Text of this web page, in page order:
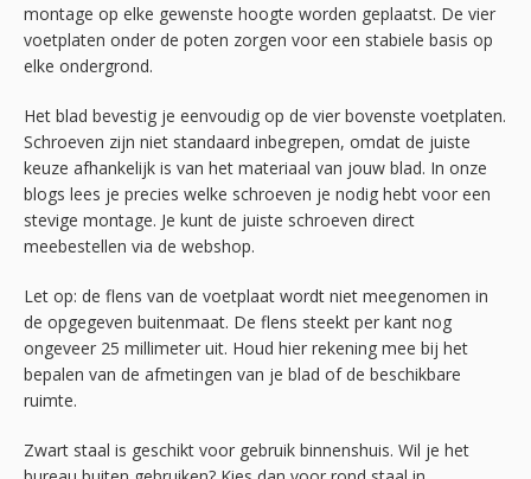
montage op elke gewenste hoogte worden geplaatst. De vier
voetplaten onder de poten zorgen voor een stabiele basis op
elke ondergrond.
Het blad bevestig je eenvoudig op de vier bovenste voetplaten.
Schroeven zijn niet standaard inbegrepen, omdat de juiste
keuze afhankelijk is van het materiaal van jouw blad. In onze
blogs lees je precies welke schroeven je nodig hebt voor een
stevige montage. Je kunt de juiste schroeven direct
meebestellen via de webshop.
Let op: de flens van de voetplaat wordt niet meegenomen in
de opgegeven buitenmaat. De flens steekt per kant nog
ongeveer 25 millimeter uit. Houd hier rekening mee bij het
bepalen van de afmetingen van je blad of de beschikbare
ruimte.
Zwart staal is geschikt voor gebruik binnenshuis. Wil je het